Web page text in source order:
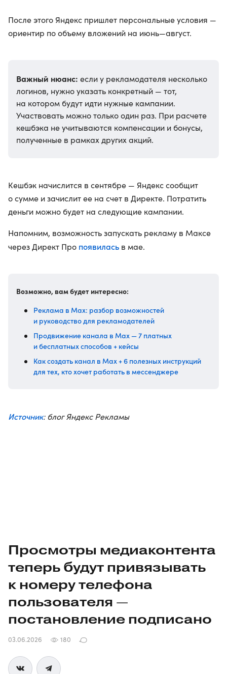
После этого Яндекс пришлет персональные условия —
ориентир по объему вложений на июнь—август.
Важный нюанс: если у рекламодателя несколько
логинов, нужно указать конкретный — тот,
на котором будут идти нужные кампании.
Участвовать можно только один раз. При расчете
кешбэка не учитываются компенсации и бонусы,
полученные в рамках других акций.
Кешбэк начислится в сентябре — Яндекс сообщит
о сумме и зачислит ее на счет в Директе. Потратить
деньги можно будет на следующие кампании.
Напомним, возможность запускать рекламу в Максе
через Директ Про появилась в мае.
Возможно, вам будет интересно:
Реклама в Max: разбор возможностей
и руководство для рекламодателей
Продвижение канала в Max — 7 платных
и бесплатных способов + кейсы
Как создать канал в Max + 6 полезных инструкций
для тех, кто хочет работать в мессенджере
Источник: блог Яндекс Рекламы
Просмотры медиаконтента
теперь будут привязывать
к номеру телефона
пользователя —
постановление подписано
03.06.2026 180